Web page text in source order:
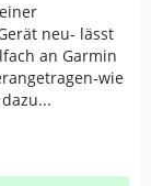
neu- lässt
an Garmin
wie